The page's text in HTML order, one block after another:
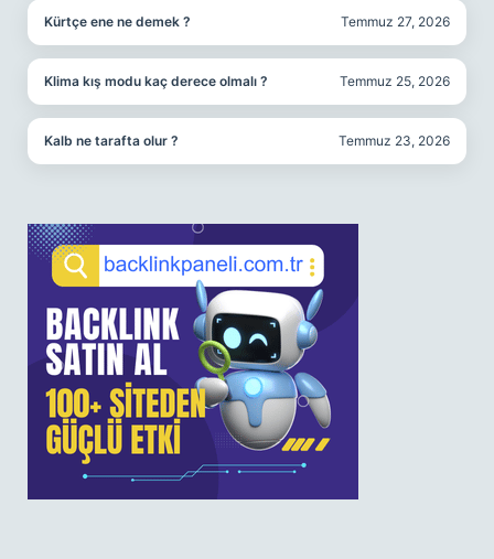
Kürtçe ene ne demek ? Temmuz 27, 2026
Klima kış modu kaç derece olmalı ? Temmuz 25, 2026
Kalb ne tarafta olur ? Temmuz 23, 2026